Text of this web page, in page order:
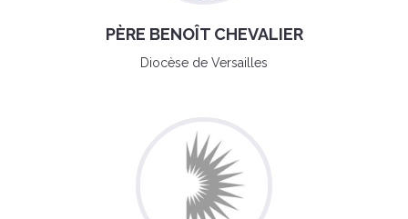
PÈRE BENOÎT CHEVALIER
Diocèse de Versailles